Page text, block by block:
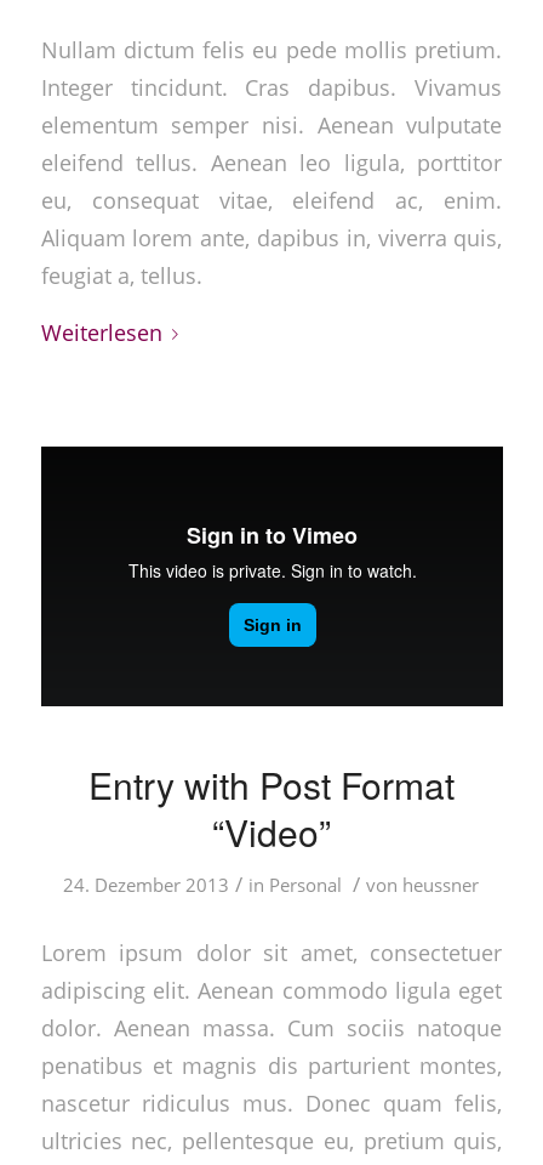
Nullam dictum felis eu pede mollis pretium.
Integer tincidunt. Cras dapibus. Vivamus
elementum semper nisi. Aenean vulputate
eleifend tellus. Aenean leo ligula, porttitor
eu, consequat vitae, eleifend ac, enim.
Aliquam lorem ante, dapibus in, viverra quis,
feugiat a, tellus.
Weiterlesen
Entry with Post Format
“Video”
24. Dezember 2013 / in Personal / von heussner
Lorem ipsum dolor sit amet, consectetuer
adipiscing elit. Aenean commodo ligula eget
dolor. Aenean massa. Cum sociis natoque
penatibus et magnis dis parturient montes,
nascetur ridiculus mus. Donec quam felis,
ultricies nec, pellentesque eu, pretium quis,